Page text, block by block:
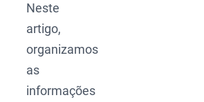
Neste
artigo,
organizamos
as
informações